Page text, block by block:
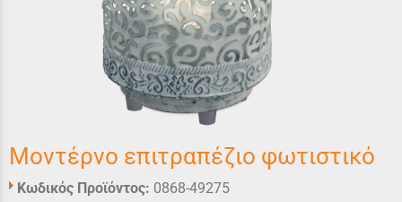
Μοντέρνο επιτραπέζιο φωτιστικό
Κωδικός Προϊόντος: 0868-49275